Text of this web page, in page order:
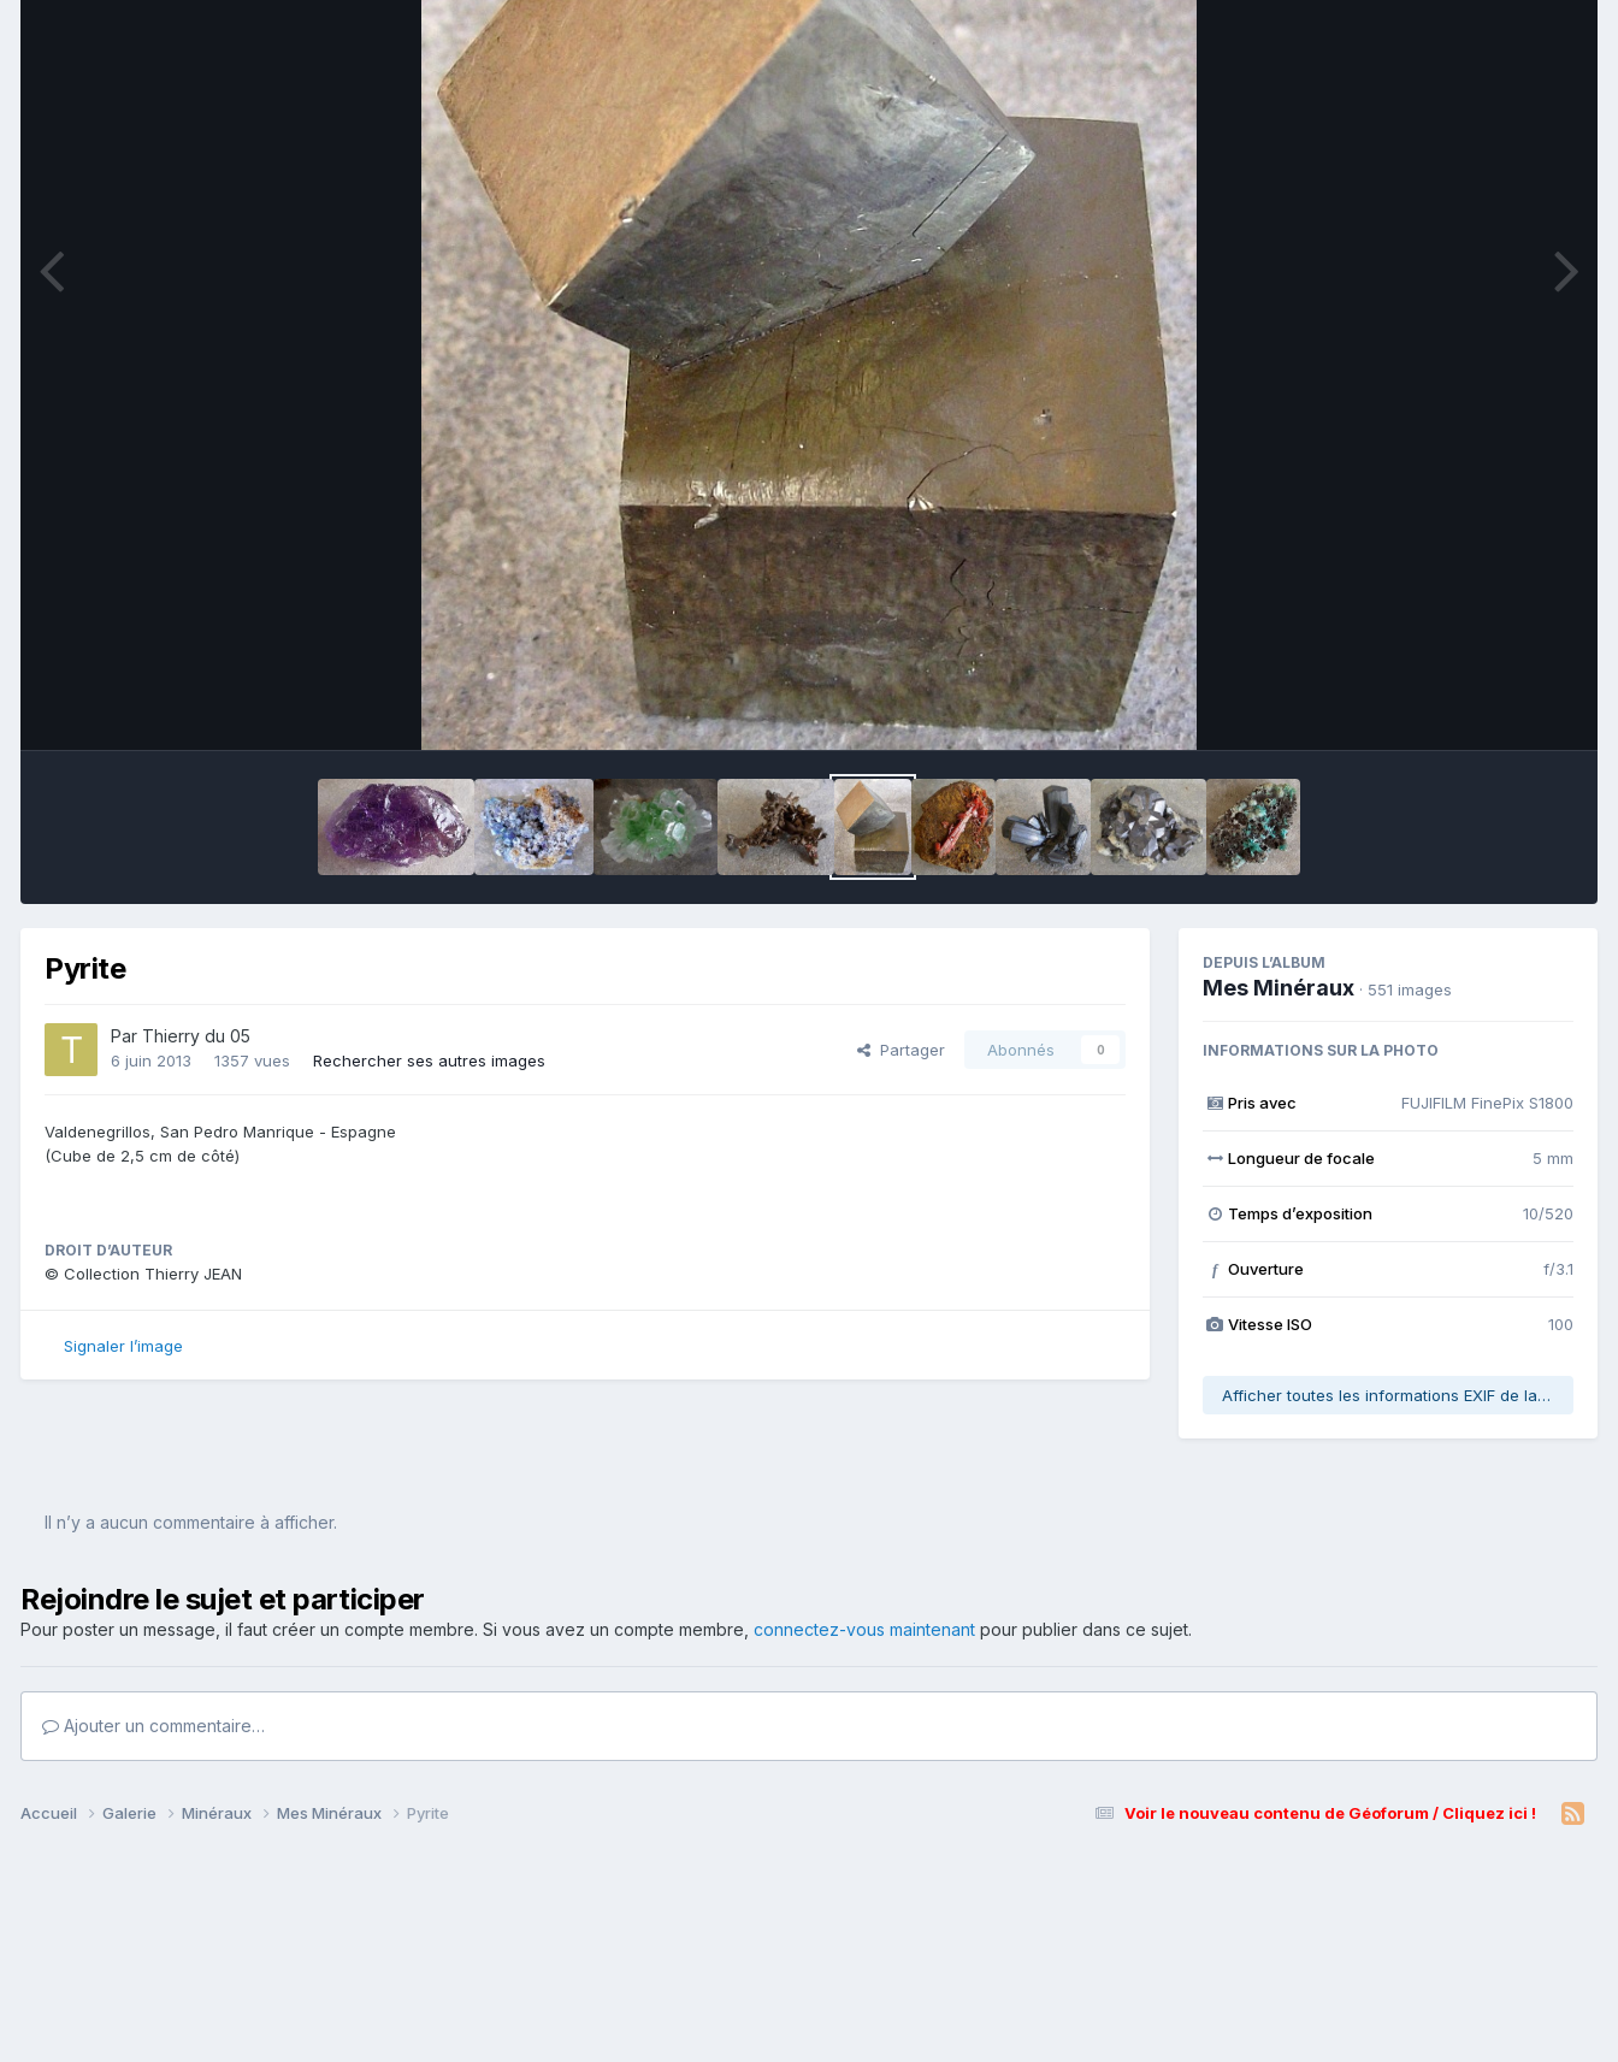
Pyrite
Par Thierry du 05
6 juin 2013 1357 vues Rechercher ses autres images
Partager Abonnés 0
Valdenegrillos, San Pedro Manrique - Espagne
(Cube de 2,5 cm de côté)
DROIT D’AUTEUR
© Collection Thierry JEAN
Signaler l’image
DEPUIS L’ALBUM
Mes Minéraux · 551 images
INFORMATIONS SUR LA PHOTO
Pris avec FUJIFILM FinePix S1800
Longueur de focale 5 mm
Temps d’exposition 10/520
f Ouverture f/3.1
Vitesse ISO 100
Afficher toutes les informations EXIF de la photo
Il n’y a aucun commentaire à afficher.
Rejoindre le sujet et participer
Pour poster un message, il faut créer un compte membre. Si vous avez un compte membre, connectez-vous maintenant pour publier dans ce sujet.
Ajouter un commentaire…
Voir le nouveau contenu de Géoforum / Cliquez ici !
Accueil Galerie Minéraux Mes Minéraux Pyrite